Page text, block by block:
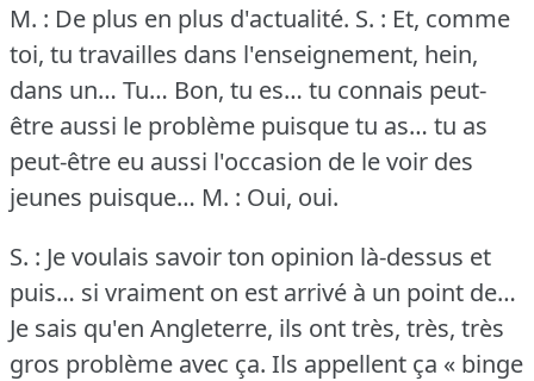
M. : De plus en plus d'actualité. S. : Et, comme
toi, tu travailles dans l'enseignement, hein,
dans un… Tu… Bon, tu es… tu connais peut-
être aussi le problème puisque tu as… tu as
peut-être eu aussi l'occasion de le voir des
jeunes puisque… M. : Oui, oui.
S. : Je voulais savoir ton opinion là-dessus et
puis… si vraiment on est arrivé à un point de…
Je sais qu'en Angleterre, ils ont très, très, très
gros problème avec ça. Ils appellent ça « binge